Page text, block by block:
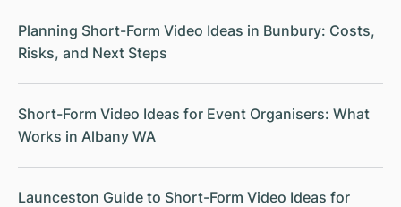
Planning Short-Form Video Ideas in Bunbury: Costs,
Risks, and Next Steps
Short-Form Video Ideas for Event Organisers: What
Works in Albany WA
Launceston Guide to Short-Form Video Ideas for